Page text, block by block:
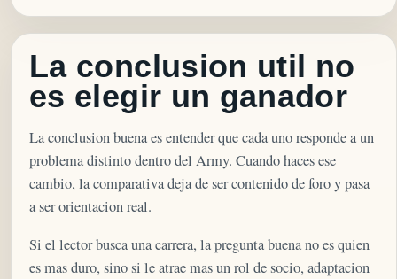
La conclusion util no
es elegir un ganador
La conclusion buena es entender que cada uno responde a un
problema distinto dentro del Army. Cuando haces ese
cambio, la comparativa deja de ser contenido de foro y pasa
a ser orientacion real.
Si el lector busca una carrera, la pregunta buena no es quien
es mas duro, sino si le atrae mas un rol de socio, adaptacion